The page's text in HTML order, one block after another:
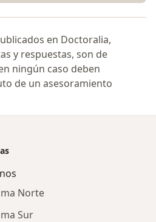
en Doctoralia,
y respuestas, son de
ningún caso deben
de un asesoramiento
Norte
Sur